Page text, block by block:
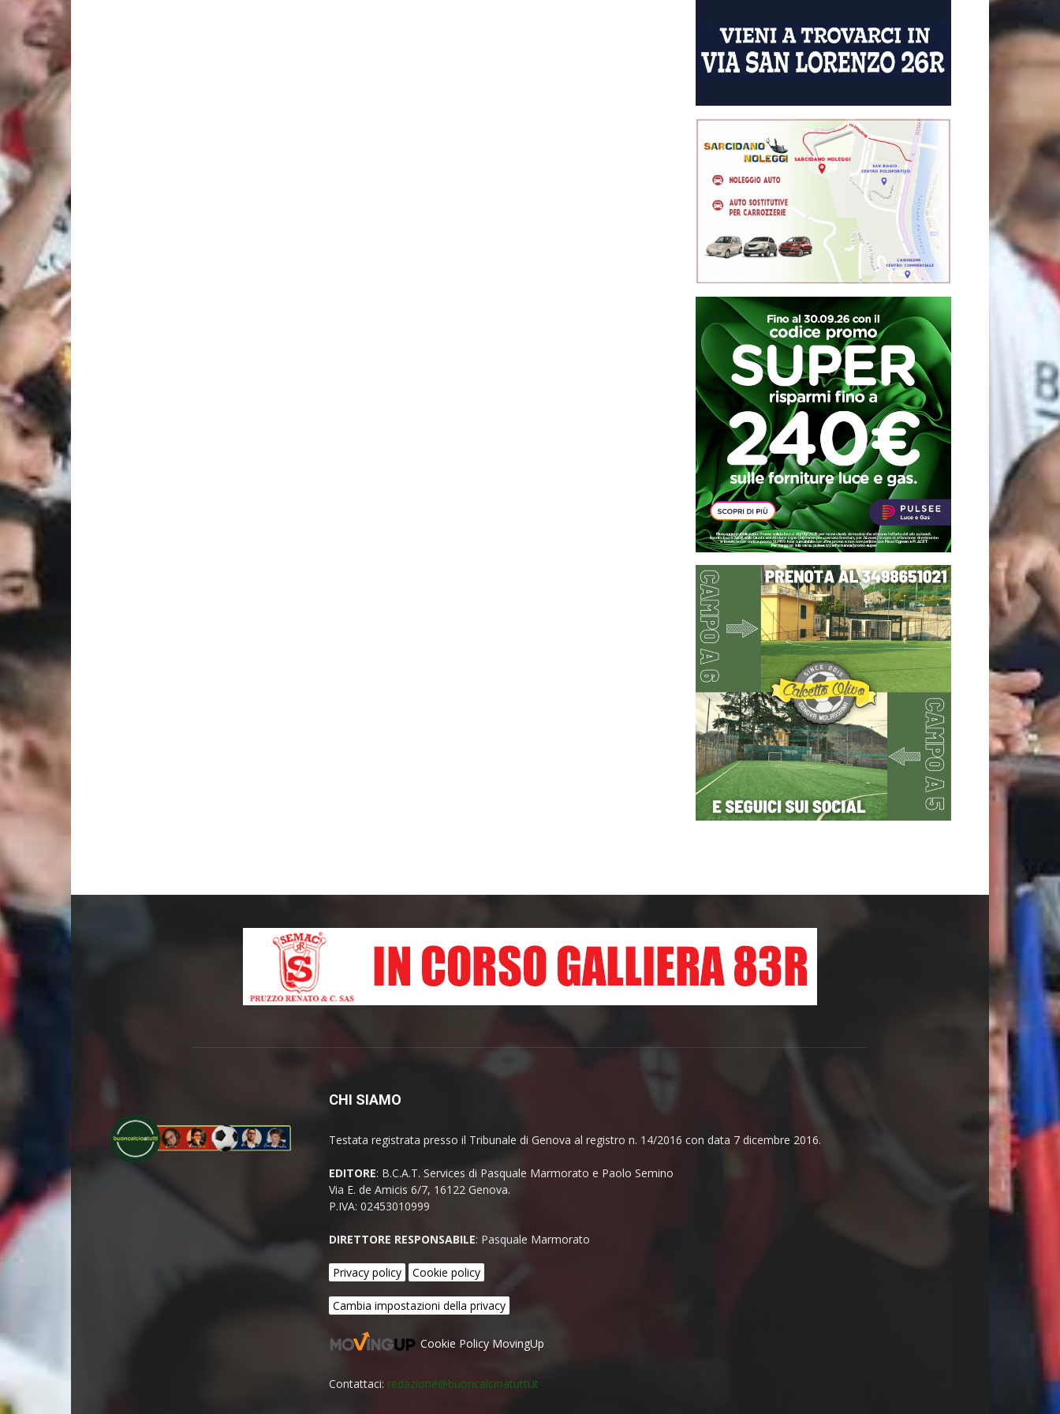
CHI SIAMO
Testata registrata presso il Tribunale di Genova al registro n. 14/2016 con data 7 dicembre 2016.
EDITORE: B.C.A.T. Services di Pasquale Marmorato e Paolo Semino
Via E. de Amicis 6/7, 16122 Genova.
P.IVA: 02453010999
DIRETTORE RESPONSABILE: Pasquale Marmorato
Privacy policy Cookie policy
Cambia impostazioni della privacy
Cookie Policy MovingUp
Contattaci: redazione@buoncalcioatutti.it